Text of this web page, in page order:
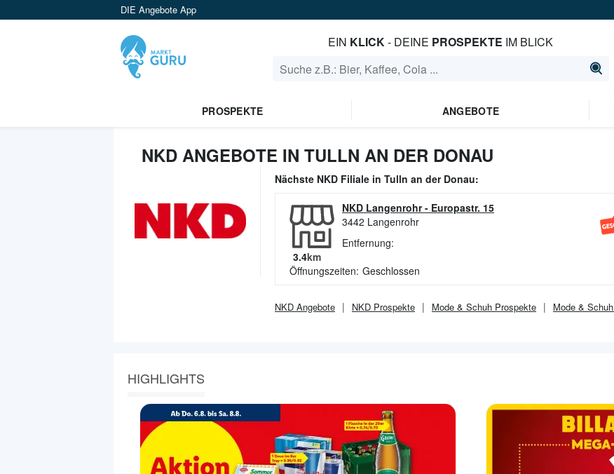
DIE Angebote App
EIN KLICK- DEINE PROSPEKTE IM BLICK
PROSPEKTE ANGEBOTE
NKD ANGEBOTE IN TULLN AN DER DONAU
Nächste NKD Filiale in Tulln an der Donau:
NKD Langenrohr- Europastr. 15
3442 Langenrohr
Entfernung:
3.4km
Öffnungszeiten: Geschlossen
NKD Angebote NKD Prospekte Mode & Schuh Prospekte Mode & Schuh
HIGHLIGHTS